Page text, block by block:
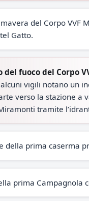
del Corpo VVF
Gatto.
del fuoco del Corpo
vigili notano un
verso la stazione a
tramite
della prima caserma
prima Campagnola